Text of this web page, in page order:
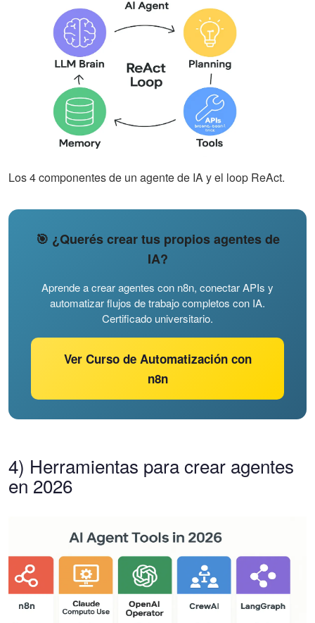
Los 4 componentes de un agente de IA y el loop ReAct.
🎯 ¿Querés crear tus propios agentes de
IA?
Aprende a crear agentes con n8n, conectar APIs y
automatizar flujos de trabajo completos con IA.
Certificado universitario.
Ver Curso de Automatización con
n8n
4) Herramientas para crear agentes
en 2026